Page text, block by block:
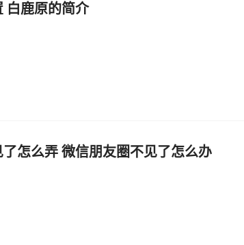
白鹿原的简介
怎么弄 微信朋友圈不见了怎么办